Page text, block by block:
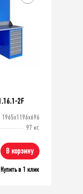
2F
1965x1196x696
97 кг.
В корзину
Купить в 1 клик